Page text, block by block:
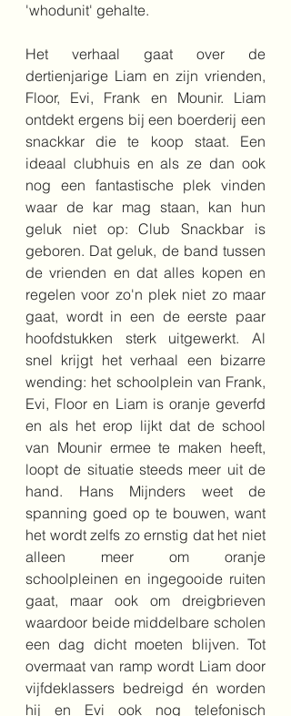
'whodunit' gehalte.
Het verhaal gaat over de
dertienjarige Liam en zijn vrienden,
Floor, Evi, Frank en Mounir. Liam
ontdekt ergens bij een boerderij een
snackkar die te koop staat. Een
ideaal clubhuis en als ze dan ook
nog een fantastische plek vinden
waar de kar mag staan, kan hun
geluk niet op: Club Snackbar is
geboren. Dat geluk, de band tussen
de vrienden en dat alles kopen en
regelen voor zo'n plek niet zo maar
gaat, wordt in een de eerste paar
hoofdstukken sterk uitgewerkt. Al
snel krijgt het verhaal een bizarre
wending: het schoolplein van Frank,
Evi, Floor en Liam is oranje geverfd
en als het erop lijkt dat de school
van Mounir ermee te maken heeft,
loopt de situatie steeds meer uit de
hand. Hans Mijnders weet de
spanning goed op te bouwen, want
het wordt zelfs zo ernstig dat het niet
alleen meer om oranje
schoolpleinen en ingegooide ruiten
gaat, maar ook om dreigbrieven
waardoor beide middelbare scholen
een dag dicht moeten blijven. Tot
overmaat van ramp wordt Liam door
vijfdeklassers bedreigd én worden
hij en Evi ook nog telefonisch